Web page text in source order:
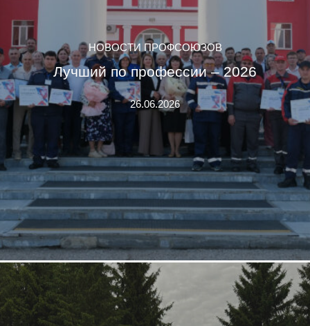
НОВОСТИ ПРОФСОЮЗОВ
Лучший по профессии – 2026
26.06.2026